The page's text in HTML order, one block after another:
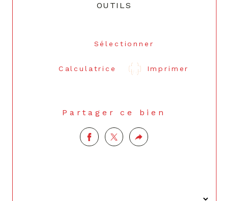
OUTILS
Sélectionner
Calculatrice Imprimer
Partager ce bien